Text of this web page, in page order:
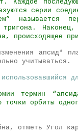
Каждое
серии
называется
происходящее
апсид*
учитываться.
термин
точки орбиты
отметь Угол